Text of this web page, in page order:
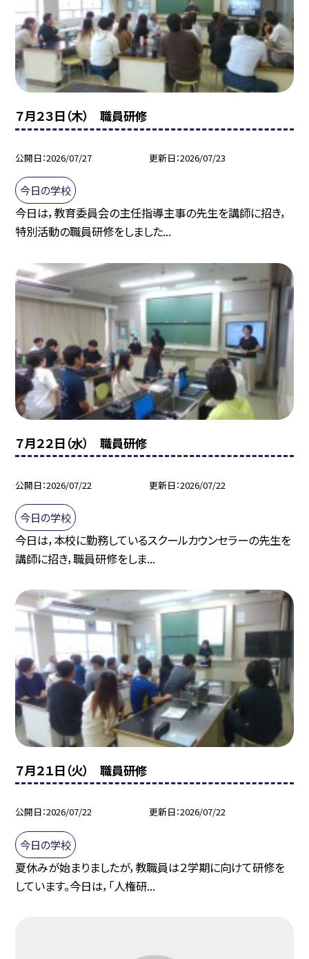
７月２３日（木） 職員研修
公開日 2026/07/27 更新日 2026/07/23
今日の学校
今日は，教育委員会の主任指導主事の先生を講師に招き，
特別活動の職員研修をしました...
７月２２日（水） 職員研修
公開日 2026/07/22 更新日 2026/07/22
今日の学校
今日は，本校に勤務しているスクールカウンセラーの先生を
講師に招き，職員研修をしま...
７月２１日（火） 職員研修
公開日 2026/07/22 更新日 2026/07/22
今日の学校
夏休みが始まりましたが，教職員は２学期に向けて研修を
しています。今日は，「人権研...